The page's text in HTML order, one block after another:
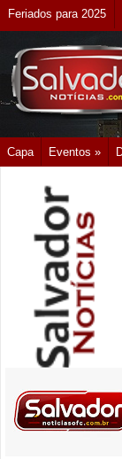
Feriados para 2025
Capa Eventos »